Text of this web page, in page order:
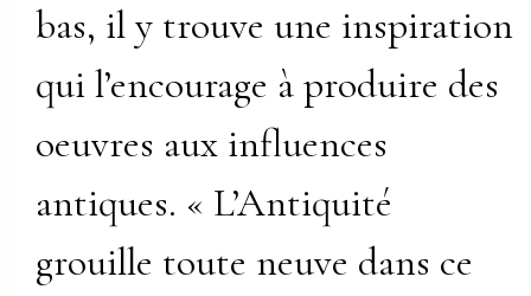
bas, il y trouve une inspiration
qui l’encourage à produire des
oeuvres aux influences
antiques. « L’Antiquité
grouille toute neuve dans ce